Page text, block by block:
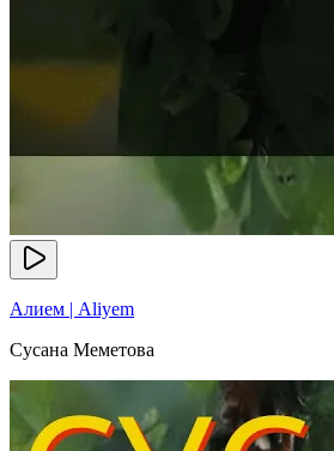
Алием | Aliyem
Сусана Меметова